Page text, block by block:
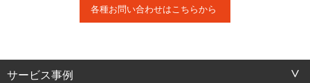
各種お問い合わせはこちらから
サービス事例